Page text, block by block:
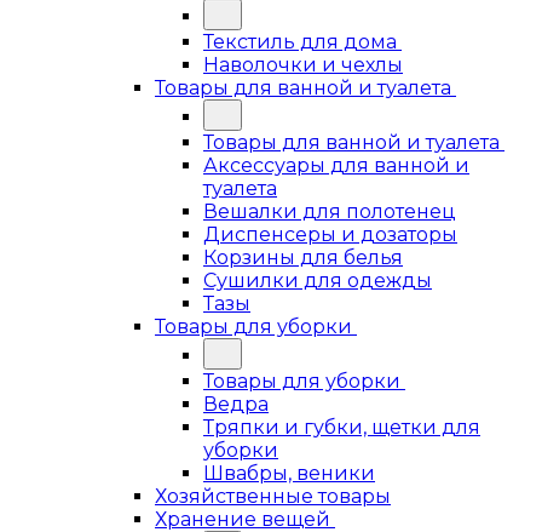
Текстиль для дома
Наволочки и чехлы
Товары для ванной и туалета
Товары для ванной и туалета
Аксессуары для ванной и
туалета
Вешалки для полотенец
Диспенсеры и дозаторы
Корзины для белья
Сушилки для одежды
Тазы
Товары для уборки
Товары для уборки
Ведра
Тряпки и губки, щетки для
уборки
Швабры, веники
Хозяйственные товары
Хранение вещей